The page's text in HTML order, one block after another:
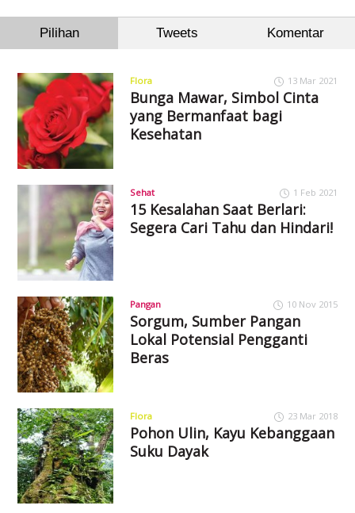
Pilihan Tweets Komentar
Flora 13 Mar 2021
Bunga Mawar, Simbol Cinta
yang Bermanfaat bagi
Kesehatan
Sehat 1 Feb 2021
15 Kesalahan Saat Berlari:
Segera Cari Tahu dan Hindari!
Pangan 10 Nov 2015
Sorgum, Sumber Pangan
Lokal Potensial Pengganti
Beras
Flora 23 Mar 2018
Pohon Ulin, Kayu Kebanggaan
Suku Dayak